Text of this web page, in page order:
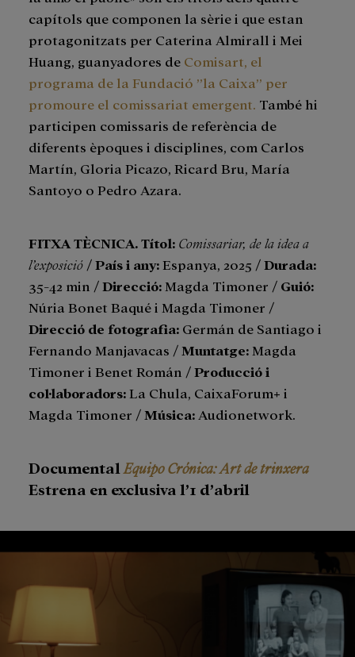
capítols que componen la sèrie i que estan
protagonitzats per Caterina Almirall i Mei
Huang, guanyadores de Comisart, el
programa de la Fundació ”la Caixa” per
promoure el comissariat emergent. També hi
participen comissaris de referència de
diferents èpoques i disciplines, com Carlos
Martín, Gloria Picazo, Ricard Bru, María
Santoyo o Pedro Azara.
FITXA TÈCNICA. Títol: Comissariar, de la idea a
l’exposició /País i any:Espanya, 2025 /Durada:
35-42 min /Direcció: Magda Timoner / Guió:
Núria Bonet Baqué i Magda Timoner /
Direcció de fotografia: Germán de Santiago i
Fernando Manjavacas / Muntatge: Magda
Timoner i Benet Román /Producció i
col·laboradors:La Chula, CaixaForum+ i
Magda Timoner / Música: Audionetwork.
Documental Equipo Crónica: Art de trinxera
Estrena en exclusiva l’1 d’abril